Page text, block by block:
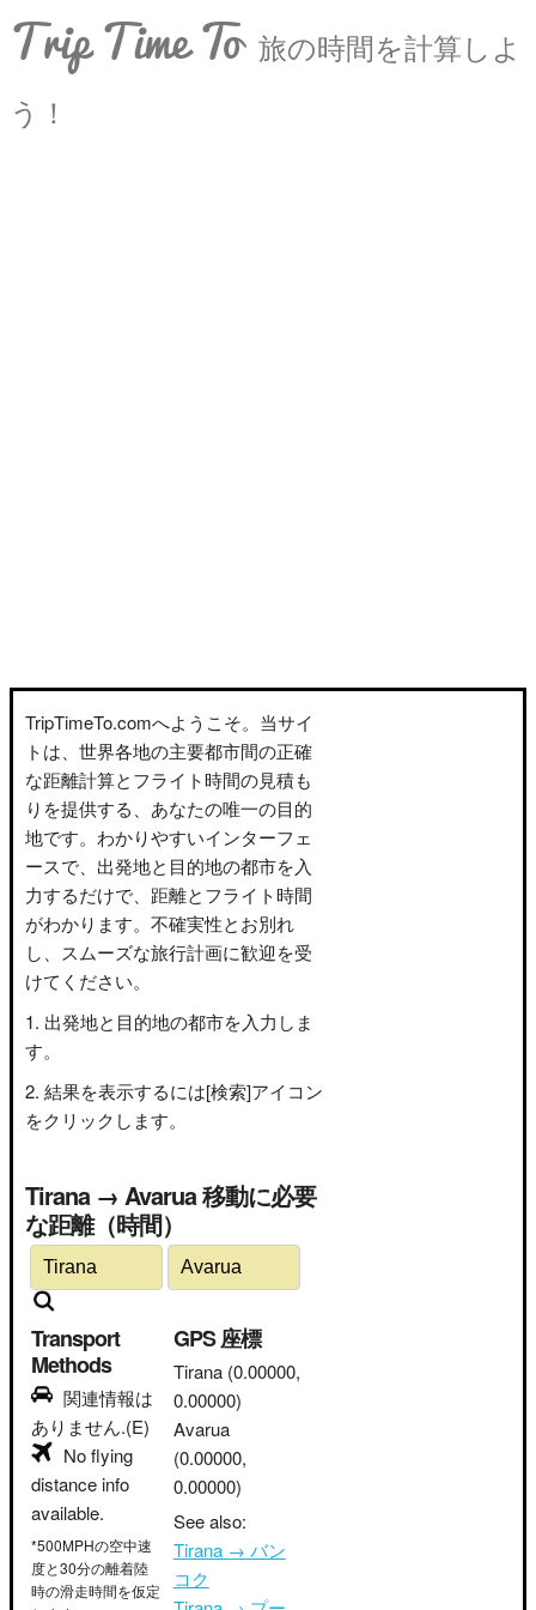
Trip Time To 旅の時間を計算しよ
う！
TripTimeTo.comへようこそ。当サイ
トは、世界各地の主要都市間の正確
な距離計算とフライト時間の見積も
りを提供する、あなたの唯一の目的
地です。わかりやすいインターフェ
ースで、出発地と目的地の都市を入
力するだけで、距離とフライト時間
がわかります。不確実性とお別れ
し、スムーズな旅行計画に歓迎を受
けてください。
出発地と目的地の都市を入力しま
す。
結果を表示するには[検索]アイコン
をクリックします。
Tirana → Avarua 移動に必要
な距離（時間）
Transport
Methods
関連情報は
ありません.(E)
No flying
distance info
available.
*500MPHの空中速
度と30分の離着陸
時の滑走時間を仮定
GPS 座標
Tirana (0.00000,
0.00000)
Avarua
(0.00000,
0.00000)
See also:
Tirana → バン
コク